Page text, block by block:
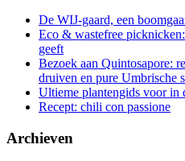
De WIJ-gaard, een
Eco & wastefree
geeft
Bezoek aan Quintosapore:
druiven en pure Umbrische
Ultieme plantengids voor in
Recept: chili con passione
Archieven